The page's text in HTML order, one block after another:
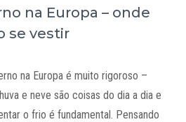
na Europa – onde
se vestir
na Europa é muito rigoroso –
e neve são coisas do dia a dia e
o frio é fundamental. Pensando